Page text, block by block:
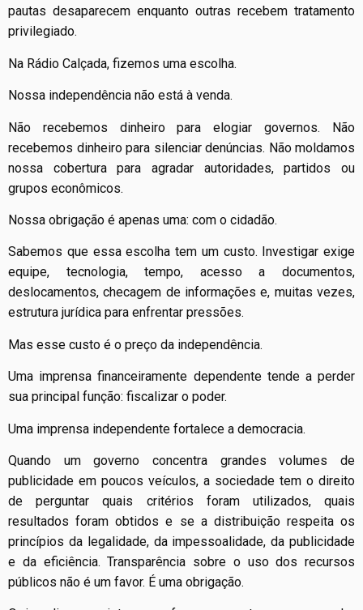
pautas desaparecem enquanto outras recebem tratamento
privilegiado.
Na Rádio Calçada, fizemos uma escolha.
Nossa independência não está à venda.
Não recebemos dinheiro para elogiar governos. Não
recebemos dinheiro para silenciar denúncias. Não moldamos
nossa cobertura para agradar autoridades, partidos ou
grupos econômicos.
Nossa obrigação é apenas uma: com o cidadão.
Sabemos que essa escolha tem um custo. Investigar exige
equipe, tecnologia, tempo, acesso a documentos,
deslocamentos, checagem de informações e, muitas vezes,
estrutura jurídica para enfrentar pressões.
Mas esse custo é o preço da independência.
Uma imprensa financeiramente dependente tende a perder
sua principal função: fiscalizar o poder.
Uma imprensa independente fortalece a democracia.
Quando um governo concentra grandes volumes de
publicidade em poucos veículos, a sociedade tem o direito
de perguntar quais critérios foram utilizados, quais
resultados foram obtidos e se a distribuição respeita os
princípios da legalidade, da impessoalidade, da publicidade
e da eficiência. Transparência sobre o uso dos recursos
públicos não é um favor. É uma obrigação.